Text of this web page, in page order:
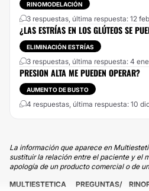
RINOMODELACIÓN
3 respuestas, última respuesta: 12
¿LAS ESTRÍAS EN LOS GLÚTEOS SE
ELIMINACIÓN ESTRÍAS
3 respuestas, última respuesta: 4
PRESION ALTA ME PUEDEN OPERAR?
AUMENTO DE BUSTO
4 respuestas, última respuesta: 10
La información que aparece en
sustituir la relación entre el paciente y el
apología de un producto comercial o de
MULTIESTETICA PREGUNTAS